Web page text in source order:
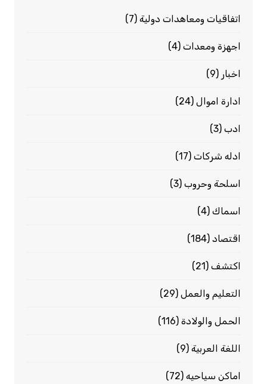
اتفاقيات ومعاهدات دولية(7)
اجهزة ومعدات(4)
اخبار (9)
ادارة اموال(24)
ادب(3)
ادله شركات(17)
اسلحة وحروب(3)
اسماك(4)
اقتصاد(184)
اكتشف(21)
التعليم والعمل(29)
الحمل والولادة(116)
اللغة العربية(9)
اماكن سياحيه(72)